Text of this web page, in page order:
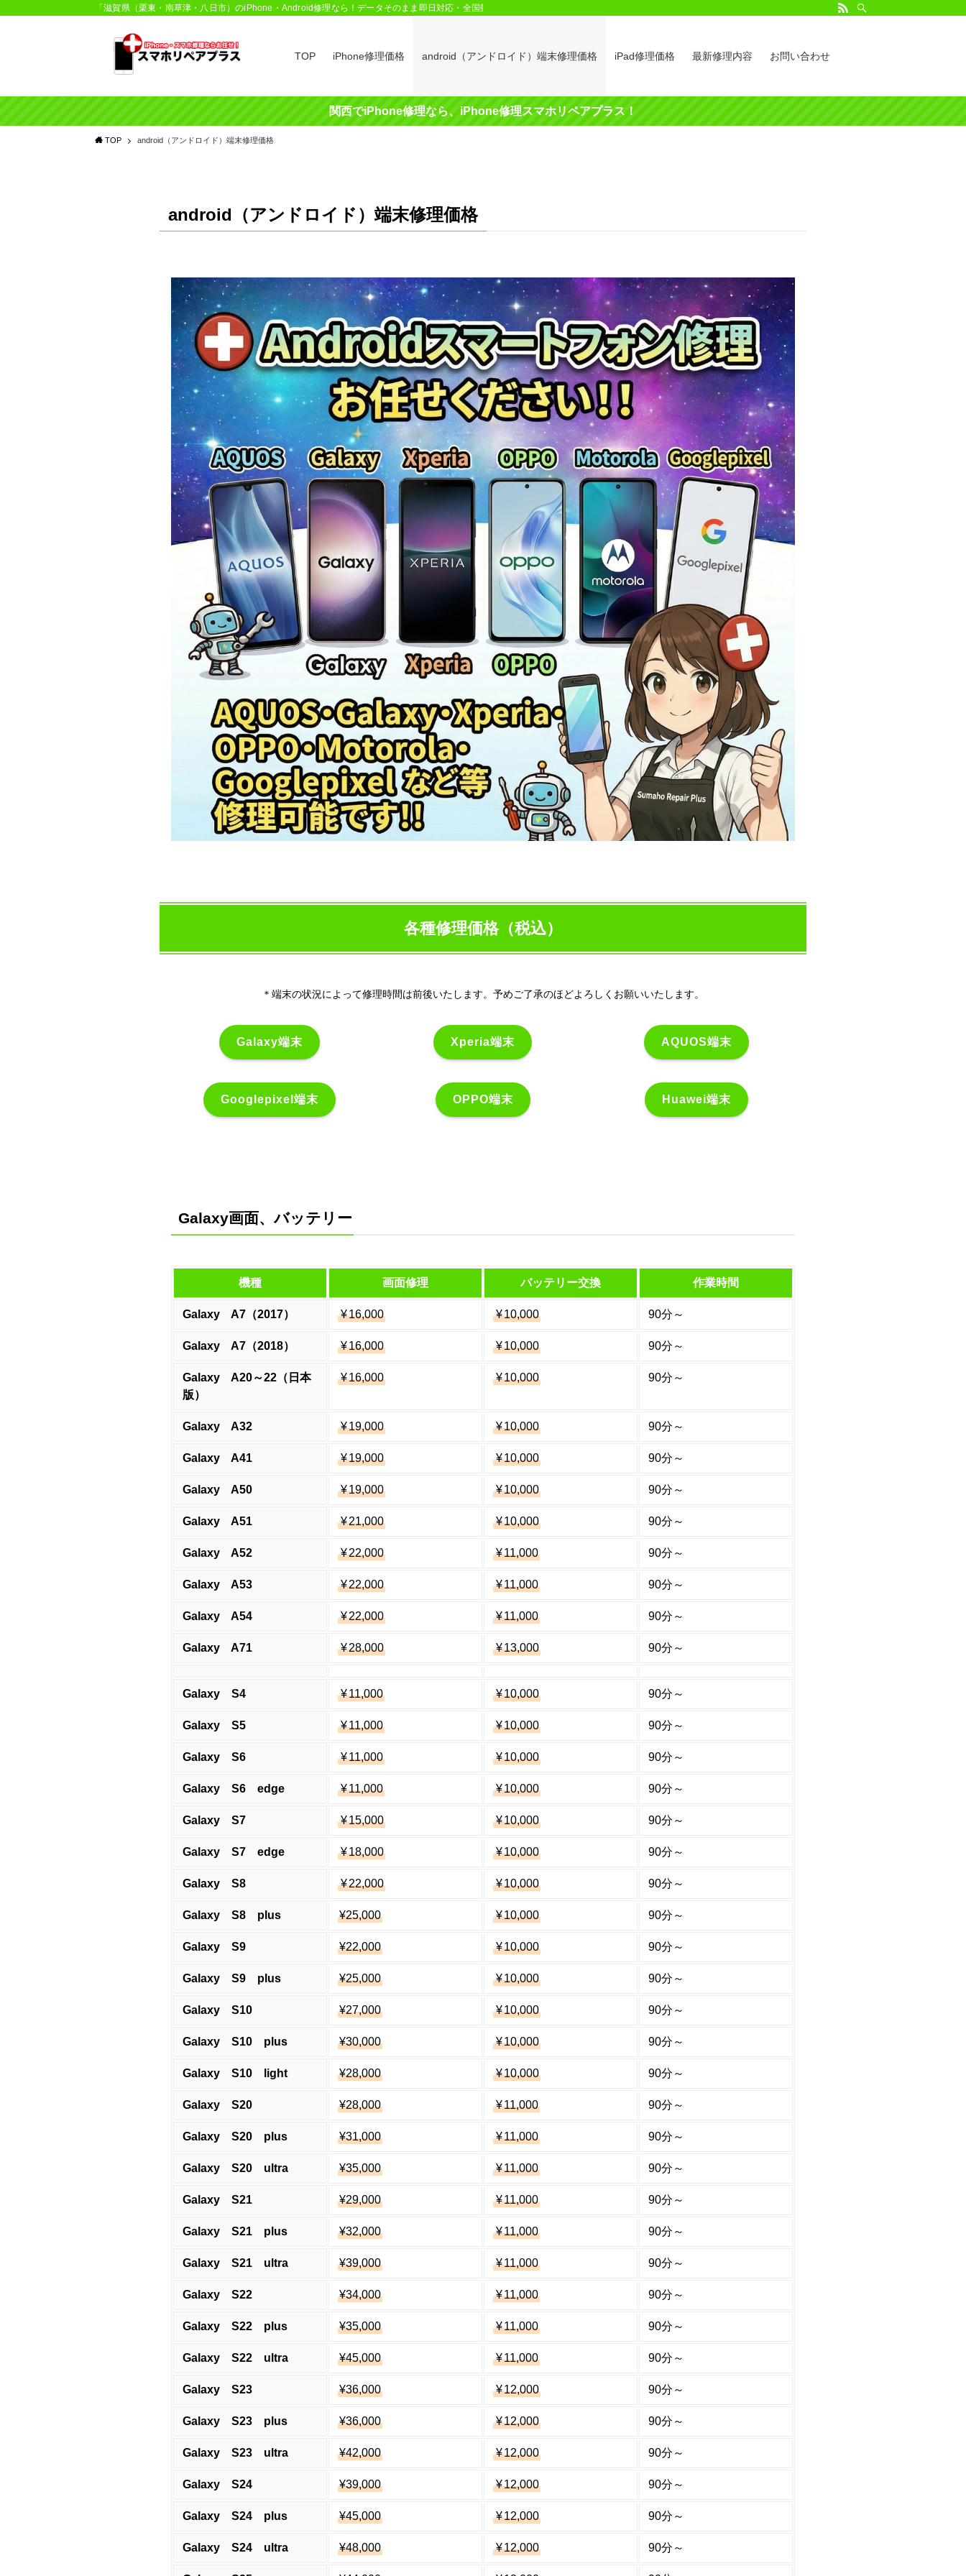
「滋賀県（栗東・南草津・八日市）のiPhone・Android修理なら！データそのまま即日対応・全国郵送修理も受付中」
TOP iPhone修理価格 android（アンドロイド）端末修理価格 iPad修理価格 最新修理内容 お問い合わせ
関西でiPhone修理なら、iPhone修理スマホリペアプラス！
TOP android（アンドロイド）端末修理価格
android（アンドロイド）端末修理価格
各種修理価格（税込）
＊端末の状況によって修理時間は前後いたします。予めご了承のほどよろしくお願いいたします。
Galaxy端末 Xperia端末 AQUOS端末
Googlepixel端末 OPPO端末 Huawei端末
Galaxy画面、バッテリー
機種 画面修理 バッテリー交換 作業時間
Galaxy A7（2017） ¥16,000 ¥10,000 90分～
Galaxy A7（2018） ¥16,000 ¥10,000 90分～
Galaxy A20～22（日本
版）
¥16,000 ¥10,000 90分～
Galaxy A32 ¥19,000 ¥10,000 90分～
Galaxy A41 ¥19,000 ¥10,000 90分～
Galaxy A50 ¥19,000 ¥10,000 90分～
Galaxy A51 ¥21,000 ¥10,000 90分～
Galaxy A52 ¥22,000 ¥11,000 90分～
Galaxy A53 ¥22,000 ¥11,000 90分～
Galaxy A54 ¥22,000 ¥11,000 90分～
Galaxy A71 ¥28,000 ¥13,000 90分～
Galaxy S4 ¥11,000 ¥10,000 90分～
Galaxy S5 ¥11,000 ¥10,000 90分～
Galaxy S6 ¥11,000 ¥10,000 90分～
Galaxy S6 edge ¥11,000 ¥10,000 90分～
Galaxy S7 ¥15,000 ¥10,000 90分～
Galaxy S7 edge ¥18,000 ¥10,000 90分～
Galaxy S8 ¥22,000 ¥10,000 90分～
Galaxy S8 plus ¥25,000 ¥10,000 90分～
Galaxy S9 ¥22,000 ¥10,000 90分～
Galaxy S9 plus ¥25,000 ¥10,000 90分～
Galaxy S10 ¥27,000 ¥10,000 90分～
Galaxy S10 plus ¥30,000 ¥10,000 90分～
Galaxy S10 light ¥28,000 ¥10,000 90分～
Galaxy S20 ¥28,000 ¥11,000 90分～
Galaxy S20 plus ¥31,000 ¥11,000 90分～
Galaxy S20 ultra ¥35,000 ¥11,000 90分～
Galaxy S21 ¥29,000 ¥11,000 90分～
Galaxy S21 plus ¥32,000 ¥11,000 90分～
Galaxy S21 ultra ¥39,000 ¥11,000 90分～
Galaxy S22 ¥34,000 ¥11,000 90分～
Galaxy S22 plus ¥35,000 ¥11,000 90分～
Galaxy S22 ultra ¥45,000 ¥11,000 90分～
Galaxy S23 ¥36,000 ¥12,000 90分～
Galaxy S23 plus ¥36,000 ¥12,000 90分～
Galaxy S23 ultra ¥42,000 ¥12,000 90分～
Galaxy S24 ¥39,000 ¥12,000 90分～
Galaxy S24 plus ¥45,000 ¥12,000 90分～
Galaxy S24 ultra ¥48,000 ¥12,000 90分～